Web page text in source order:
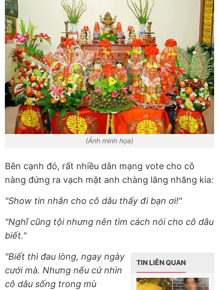
(Ảnh minh họa)
Bên cạnh đó, rất nhiều dân mạng vote cho cô
nàng đứng ra vạch mặt anh chàng lăng nhăng kia:
"Show tin nhắn cho cô dâu thấy đi bạn ơi!"
"Nghĩ cũng tội nhưng nên tìm cách nói cho cô dâu
biết."
TIN LIÊN QUAN
"Biết thì đau lòng, ngay ngày
cưới mà. Nhưng nếu cứ nhìn
cô dâu sống trong mù